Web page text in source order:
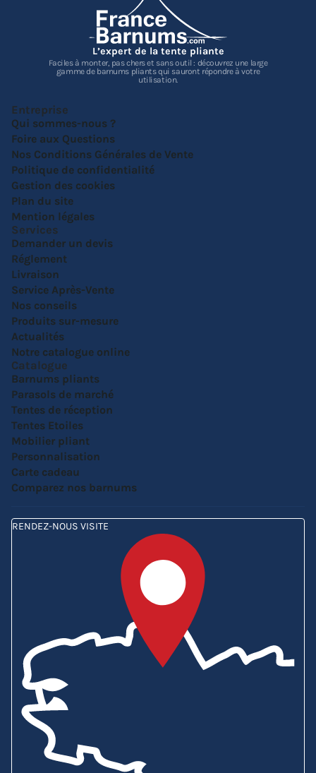
L’expert de la tente pliante
Faciles à monter, pas chers et sans outil : découvrez une large
gamme de barnums pliants qui sauront répondre à votre
utilisation.
Entreprise
Qui sommes-nous ?
Foire aux Questions
Nos Conditions Générales de Vente
Politique de confidentialité
Gestion des cookies
Plan du site
Mention légales
Services
Demander un devis
Réglement
Livraison
Service Après-Vente
Nos conseils
Produits sur-mesure
Actualités
Notre catalogue online
Catalogue
Barnums pliants
Parasols de marché
Tentes de réception
Tentes Etoiles
Mobilier pliant
Personnalisation
Carte cadeau
Comparez nos barnums
RENDEZ-NOUS VISITE